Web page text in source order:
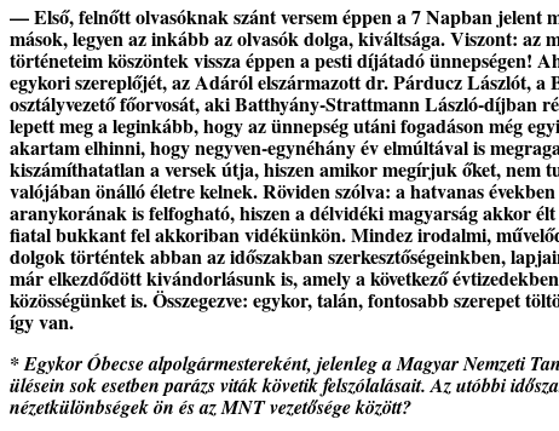
— Első, felnőtt olvasóknak szánt versem éppen a 7 Napban jelent
mások, legyen az inkább az olvasók dolga, kiváltsága. Viszont: az
történeteim köszöntek vissza éppen a pesti díjátadó
egykori szereplőjét, az Adáról elszármazott dr. Párducz Lászlót, a
osztályvezető főorvosát, aki Batthyány-Strattmann László-díjban
lepett meg a leginkább, hogy az ünnepség utáni fogadáson még
akartam elhinni, hogy negyven-egynéhány év elmúltával is
kiszámíthatatlan a versek útja, hiszen amikor megírjuk őket,
valójában önálló életre kelnek. Röviden szólva: a hatvanas
aranykorának is felfogható, hiszen a délvidéki magyarság akkor
fiatal bukkant fel akkoriban vidékünkön. Mindez irodalmi,
dolgok történtek abban az időszakban szerkesztőségeinkben,
már elkezdődött kivándorlásunk is, amely a következő
közösségünket is. Összegezve: egykor, talán, fontosabb szerepet
így van.
* Egykor Óbecse alpolgármestereként, jelenleg a Magyar Nemzeti
ülésein sok esetben parázs viták követik felszólalásait. Az utóbbi
nézetkülönbségek ön és az MNT vezetősége között?